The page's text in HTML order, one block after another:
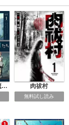
千年戦争後の魔族たち～エンドロールジャーニー～ 肉祓村
無料試し読み